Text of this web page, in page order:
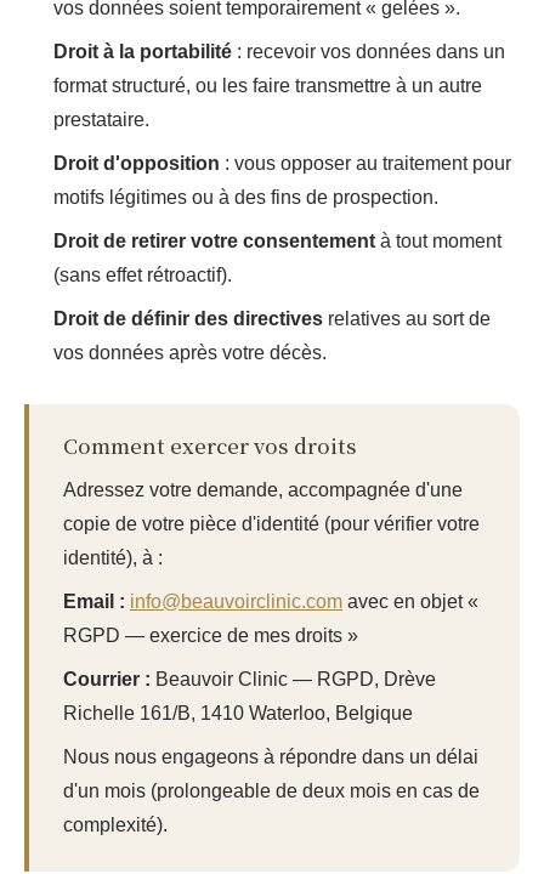
vos données soient temporairement « gelées ».
Droit à la portabilité : recevoir vos données dans un
format structuré, ou les faire transmettre à un autre
prestataire.
Droit d'opposition : vous opposer au traitement pour
motifs légitimes ou à des fins de prospection.
Droit de retirer votre consentement à tout moment
(sans effet rétroactif).
Droit de définir des directives relatives au sort de
vos données après votre décès.
Comment exercer vos droits
Adressez votre demande, accompagnée d'une
copie de votre pièce d'identité (pour vérifier votre
identité), à :
Email : info@beauvoirclinic.com avec en objet «
RGPD — exercice de mes droits »
Courrier : Beauvoir Clinic — RGPD, Drève
Richelle 161/B, 1410 Waterloo, Belgique
Nous nous engageons à répondre dans un délai
d'un mois (prolongeable de deux mois en cas de
complexité).